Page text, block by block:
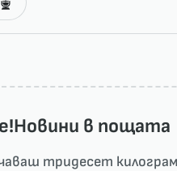
в пощата
тридесет